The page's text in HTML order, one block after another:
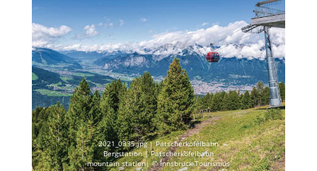
2021_0335.jpg | Patscherkofelbahn
Bergstation | Patscherkofelbahn
mountain station| © Innsbruck Tourismus